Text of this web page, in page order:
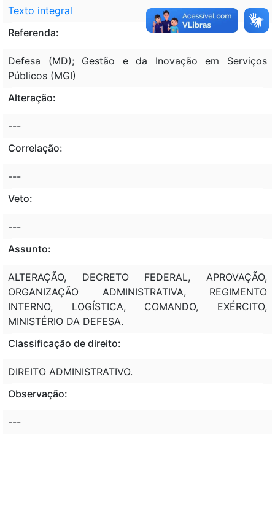
Texto integral
Referenda:
Defesa (MD); Gestão e da Inovação em Serviços
Públicos (MGI)
Alteração:
---
Correlação:
---
Veto:
---
Assunto:
ALTERAÇÃO, DECRETO FEDERAL, APROVAÇÃO,
ORGANIZAÇÃO ADMINISTRATIVA, REGIMENTO
INTERNO, LOGÍSTICA, COMANDO, EXÉRCITO,
MINISTÉRIO DA DEFESA.
Classificação de direito:
DIREITO ADMINISTRATIVO.
Observação:
---